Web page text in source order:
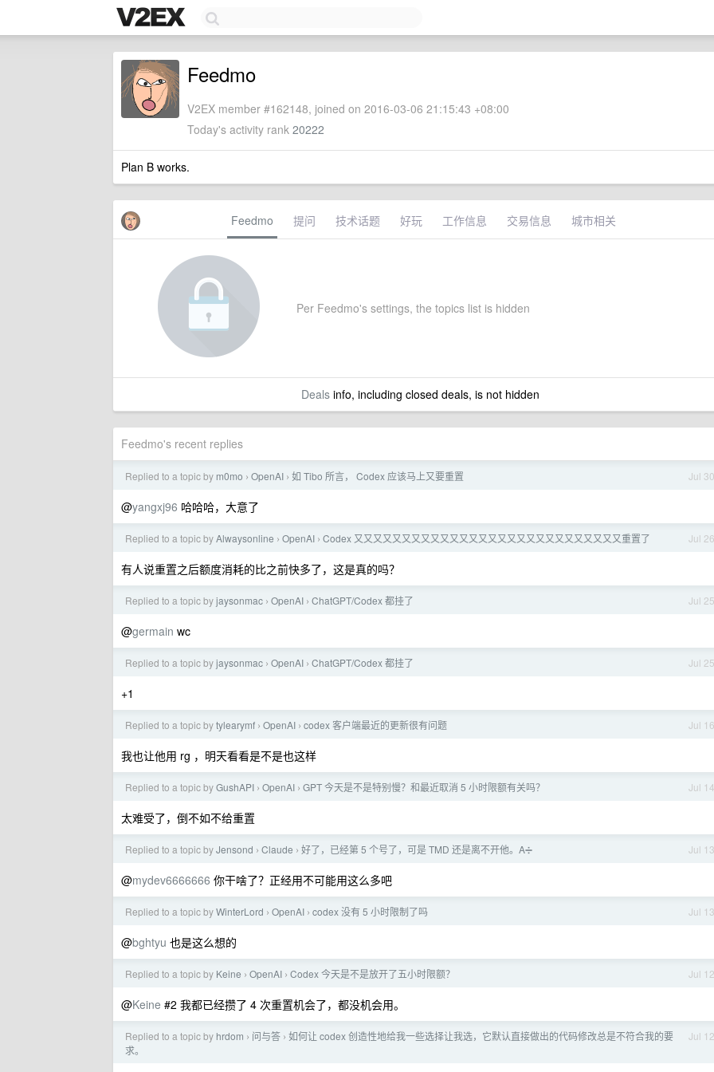
Feedmo
V2EX member #162148, joined on 2016-03-06 21:15:43 +08:00
Today's activity rank 20222
Plan B works.
Feedmo 提问 技术话题 好玩 工作信息 交易信息 城市相关
Per Feedmo's settings, the topics list is hidden
Dealsinfo, including closed deals, is not hidden
Feedmo's recent replies
Jul 30
Replied to a topic by m0mo › OpenAI › 如 Tibo 所言， Codex 应该马上又要重置
@yangxj96 哈哈哈，大意了
Jul 26
Replied to a topic byAlwaysonline › OpenAI › Codex 又又又又又又又又又又又又又又又又又又又又又又又又又又又又重置了
有人说重置之后额度消耗的比之前快多了，这是真的吗？
Jul 25
Replied to a topic byjaysonmac › OpenAI › ChatGPT/Codex 都挂了
@germain wc
Jul 25
Replied to a topic byjaysonmac › OpenAI › ChatGPT/Codex 都挂了
+1
Jul 16
Replied to a topic bytylearymf › OpenAI › codex 客户端最近的更新很有问题
我也让他用 rg ，明天看看是不是也这样
Jul 14
Replied to a topic byGushAPI › OpenAI › GPT 今天是不是特别慢？和最近取消 5 小时限额有关吗？
太难受了，倒不如不给重置
Jul 13
Replied to a topic byJensond › Claude › 好了，已经第 5 个号了，可是 TMD 还是离不开他。A➗
@mydev6666666 你干啥了？正经用不可能用这么多吧
Jul 13
Replied to a topic byWinterLord › OpenAI › codex 没有 5 小时限制了吗
@bghtyu 也是这么想的
Jul 12
Replied to a topic by Keine › OpenAI › Codex 今天是不是放开了五小时限额？
@Keine #2 我都已经攒了 4 次重置机会了，都没机会用。
Jul 12
Replied to a topic by hrdom › 问与答 › 如何让 codex 创造性地给我一些选择让我选，它默认直接做出的代码修改总是不符合我的要
求。